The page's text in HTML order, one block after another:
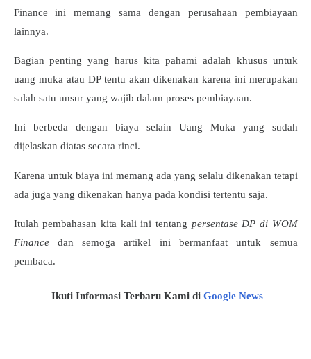
Finance ini memang sama dengan perusahaan pembiayaan
lainnya.
Bagian penting yang harus kita pahami adalah khusus untuk
uang muka atau DP tentu akan dikenakan karena ini merupakan
salah satu unsur yang wajib dalam proses pembiayaan.
Ini berbeda dengan biaya selain Uang Muka yang sudah
dijelaskan diatas secara rinci.
Karena untuk biaya ini memang ada yang selalu dikenakan tetapi
ada juga yang dikenakan hanya pada kondisi tertentu saja.
Itulah pembahasan kita kali ini tentang persentase DP di WOM
Financedan semoga artikel ini bermanfaat untuk semua
pembaca.
Ikuti Informasi Terbaru Kami di Google News